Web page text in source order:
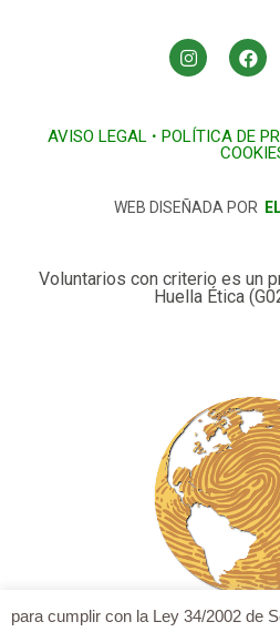
AVISO LEGAL• POLÍTICA DE
WEB DISEÑADA POR
Voluntarios con criterio es un
Huella Ética
para cumplir con la Ley 34/2002 de